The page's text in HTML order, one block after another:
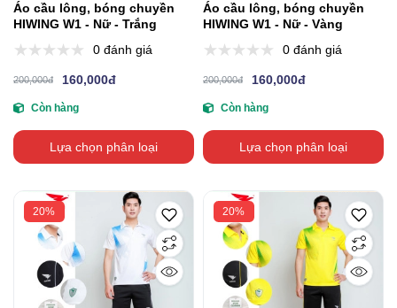
Áo cầu lông, bóng chuyền
HIWING W1 - Nữ - Trắng
0 đánh giá
200,000đ 160,000đ
Còn hàng
Lựa chọn phân loại
Áo cầu lông, bóng chuyền
HIWING W1 - Nữ - Vàng
0 đánh giá
200,000đ 160,000đ
Còn hàng
Lựa chọn phân loại
20% 20%